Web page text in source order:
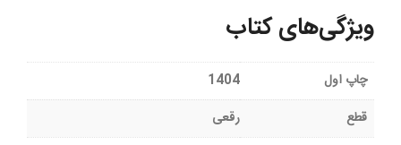
ویژگی‌های کتاب
چاپ اول
1404
قطع
رقعی